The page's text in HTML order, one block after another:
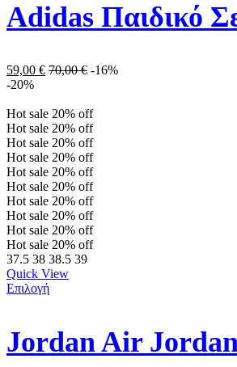
59,00 € 70,00€ -16%
-20%
Hot sale 20% off
Hot sale 20% off
Hot sale 20% off
Hot sale 20% off
Hot sale 20% off
Hot sale 20% off
Hot sale 20% off
Hot sale 20% off
Hot sale 20% off
Hot sale 20% off
37.5 38 38.5 39
Quick View
Επιλογή